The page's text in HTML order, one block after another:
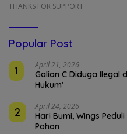
THANKS FOR SUPPORT
Popular Post
1
April 21, 2026
Galian C Diduga Ilegal
Hukum’
2 April 24, 2026
Hari Bumi, Wings
Pohon